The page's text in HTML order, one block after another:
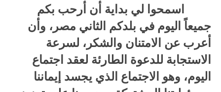
اسمحوا لي بداية أن أرحب بكم
جميعاً اليوم في بلدكم الثاني مصر، وأن
أعرب عن الامتنان والشكر، لسرعة
الاستجابة للدعوة الطارئة لعقد اجتماع
اليوم، وهو الاجتماع الذي يجسد إيماننا